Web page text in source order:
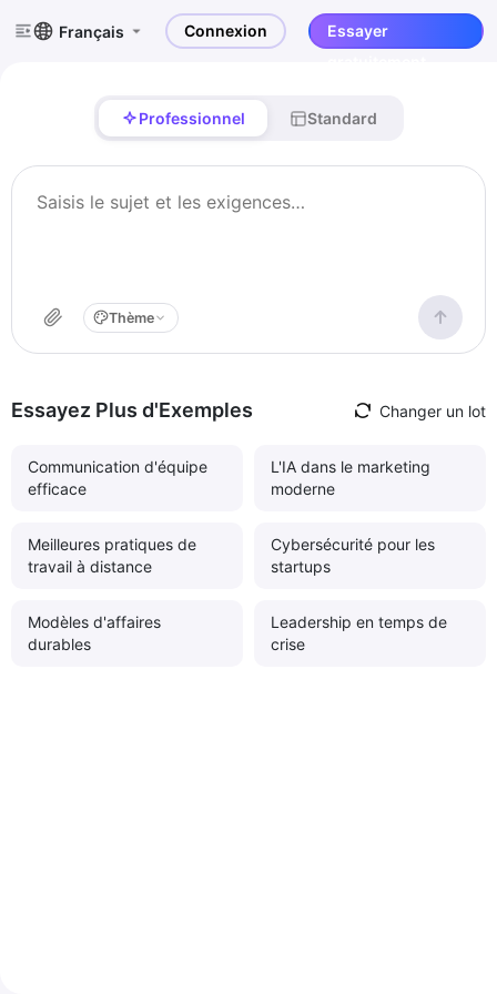
Français Connexion
Essayer
Professionnel Standard
Thème
Essayez Plus d'Exemples Changer un lot
Communication d'équipe
efficace
L'IA dans le marketing
moderne
Meilleures pratiques de
travail à distance
Cybersécurité pour les
startups
Modèles d'affaires
durables
Leadership en temps de
crise